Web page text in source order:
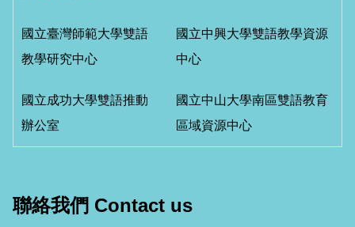
國立臺灣師範大學雙語
教學研究中心
國立中興大學雙語教學資源
中心
國立成功大學雙語推動
辦公室
國立中山大學南區雙語教育
區域資源中心
聯絡我們 Contact us